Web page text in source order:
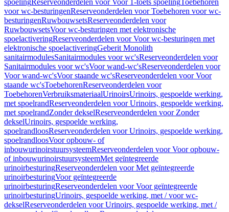
spoelingReserveonderdelen voor Voor 1-toets spoelingToebehoren
voor wc-besturingenReserveonderdelen voor Toebehoren voor wc-
besturingenRuwbouwsetsReserveonderdelen voor
RuwbouwsetsVoor wc-besturingen met elektronische
spoelactiveringReserveonderdelen voor Voor wc-besturingen met
elektronische spoelactiveringGeberit Monolith
sanitairmodulesSanitairmodules voor wc'sReserveonderdelen voor
Sanitairmodules voor wc'sVoor wand-wc'sReserveonderdelen voor
Voor wand-wc'sVoor staande wc'sReserveonderdelen voor Voor
staande wc'sToebehorenReserveonderdelen voor
ToebehorenVerbruiksmateriaalUrinoirsUrinoirs, gespoelde werking,
met spoelrandReserveonderdelen voor Urinoirs, gespoelde werking,
met spoelrandZonder dekselReserveonderdelen voor Zonder
dekselUrinoirs, gespoelde werking,
spoelrandloosReserveonderdelen voor Urinoirs, gespoelde werking,
spoelrandloosVoor opbouw- of
inbouwurinoirstuursysteemReserveonderdelen voor Voor opbouw-
of inbouwurinoirstuursysteemMet geïntegreerde
urinoirbesturingReserveonderdelen voor Met geïntegreerde
urinoirbesturingVoor geïntegreerde
urinoirbesturingReserveonderdelen voor Voor geïntegreerde
urinoirbesturingUrinoirs, gespoelde werking, met / voor wc-
dekselReserveonderdelen voor Urinoirs, gespoelde werking, met /